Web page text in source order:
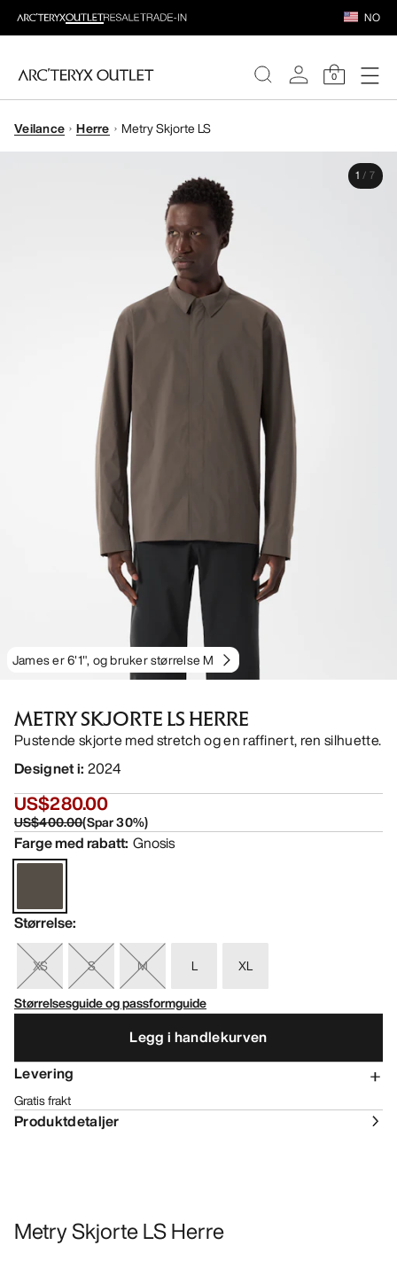
NO
0
DAMER
Veilance Herre Metry Skjorte LS
James er 6'1", og bruker størrelse M
1 / 7
METRY SKJORTE LS HERRE
Pustende skjorte med stretch og en raffinert, ren silhuette.
Designet i: 2024
US$280.00
US$400.00(Spar30%)
Farge med rabatt: Gnosis
Størrelse:
XS S M L
XL
Størrelsesguide og passformguide
Legg i handlekurven
Levering
Gratis frakt
Produktdetaljer
Metry Skjorte LS Herre